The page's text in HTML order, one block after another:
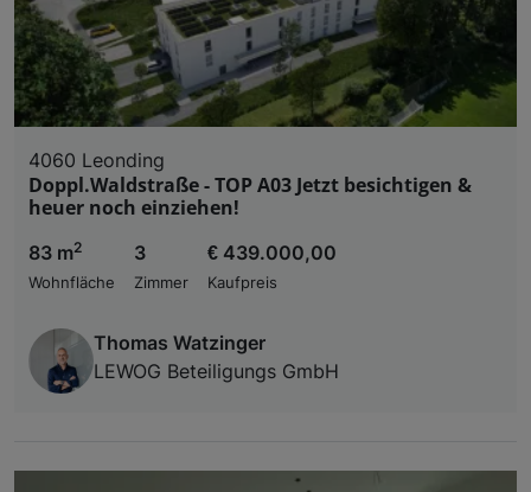
4060 Leonding
Doppl.Waldstraße - TOP A03 Jetzt besichtigen &
heuer noch einziehen!
83 m2
Wohnfläche
3
Zimmer
€ 439.000,00
Kaufpreis
Thomas Watzinger
LEWOG Beteiligungs GmbH